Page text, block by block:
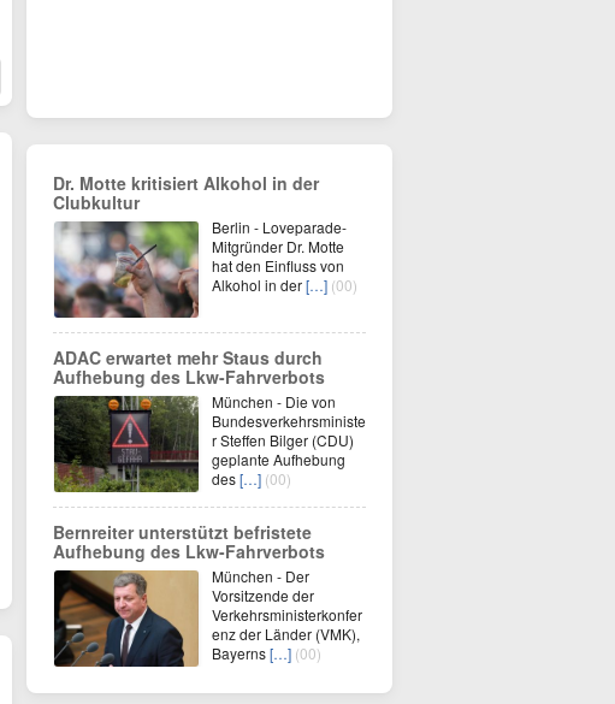
Dr. Motte kritisiert Alkohol in der
Clubkultur
Berlin - Loveparade-
Mitgründer Dr. Motte
hat den Einfluss von
Alkohol in der[…] (00)
ADAC erwartet mehr Staus durch
Aufhebung des Lkw-Fahrverbots
München - Die von
Bundesverkehrsministe
r Steffen Bilger (CDU)
geplante Aufhebung
des[…] (00)
Bernreiter unterstützt befristete
Aufhebung des Lkw-Fahrverbots
München - Der
Vorsitzende der
Verkehrsministerkonfer
enz der Länder (VMK),
Bayerns[…] (00)